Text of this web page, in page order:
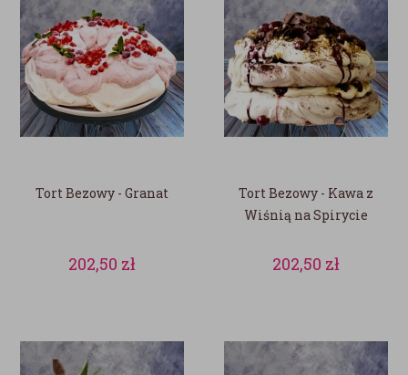
Tort Bezowy - Granat
202,50 zł
Tort Bezowy - Kawa z
Wiśnią na Spirycie
202,50 zł